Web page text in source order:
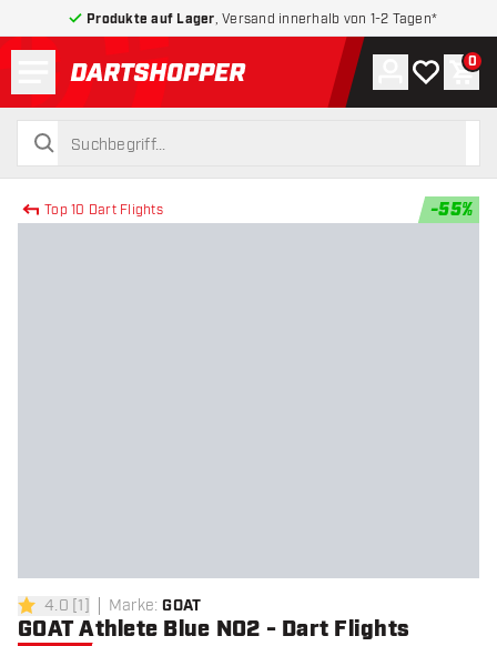
Produkte auf Lager , Versand innerhalb von 1-2 Tagen*
zurück zur Startseite
suchen
suchen
Konto
Meine 0
Top 10 Dart Flights -55%
4 Bewertungssterne
4.0 [1] Marke: GOAT
GOAT Athlete Blue NO2 - Dart Flights